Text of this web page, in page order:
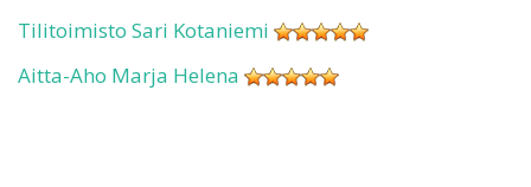
Tilitoimisto Sari Kotaniemi
Aitta-Aho Marja Helena